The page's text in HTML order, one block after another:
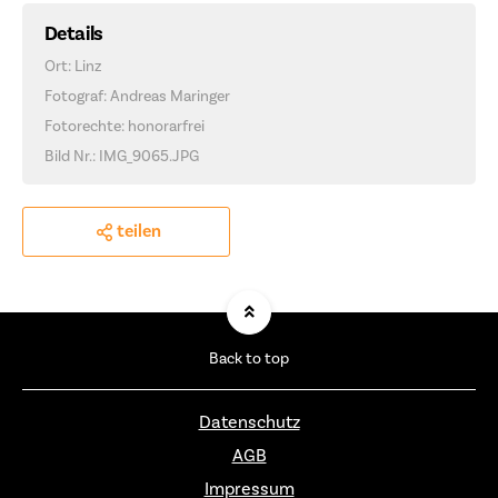
Details
Ort: Linz
Fotograf: Andreas Maringer
Fotorechte: honorarfrei
Bild Nr.: IMG_9065.JPG
teilen
Back to top
Datenschutz
AGB
Impressum